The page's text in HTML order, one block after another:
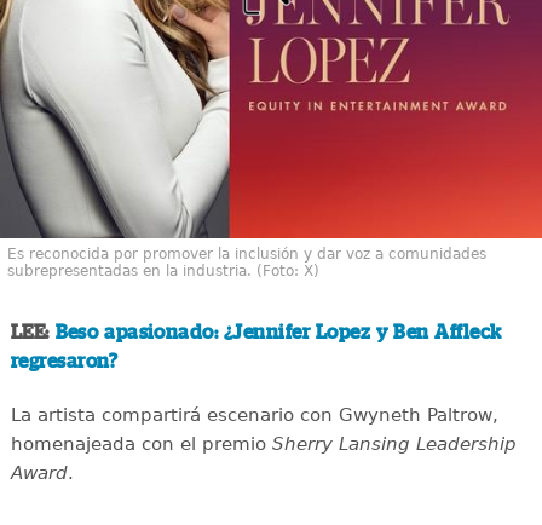
Es reconocida por promover la inclusión y dar voz a comunidades
subrepresentadas en la industria. (Foto: X)
LEE: Beso apasionado: ¿Jennifer Lopez y Ben Affleck
regresaron?
La artista compartirá escenario con Gwyneth Paltrow,
homenajeada con el premio Sherry Lansing Leadership
Award.